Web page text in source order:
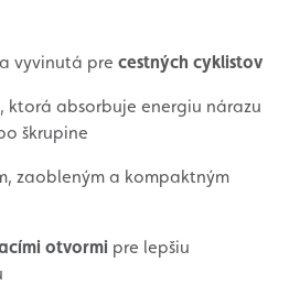
vyvinutá pre cestných cyklistov
, ktorá absorbuje energiu nárazu
škrupine
zaobleným a kompaktným
otvormi pre lepšiu